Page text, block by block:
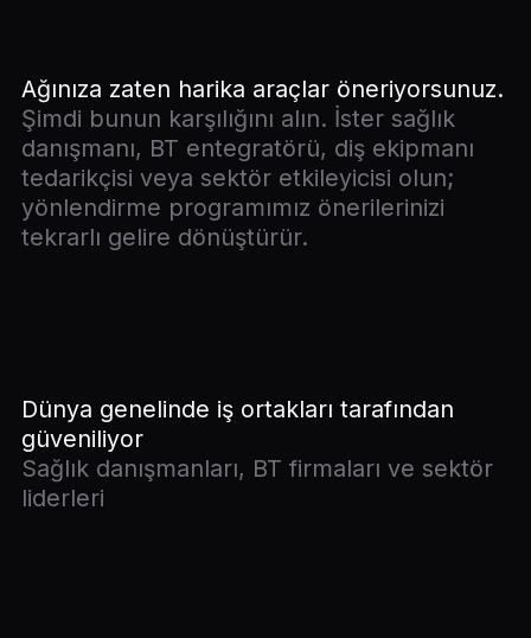
Ağınıza zaten harika araçlar öneriyorsunuz.
Şimdi bunun karşılığını alın. İster sağlık
danışmanı, BT entegratörü, diş ekipmanı
tedarikçisi veya sektör etkileyicisi olun;
yönlendirme programımız önerilerinizi
tekrarlı gelire dönüştürür.
Dünya genelinde iş ortakları tarafından
güveniliyor
Sağlık danışmanları, BT firmaları ve sektör
liderleri